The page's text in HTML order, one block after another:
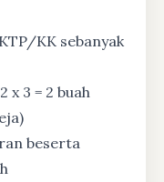
KK sebanyak
x 3 = 2 buah
beserta